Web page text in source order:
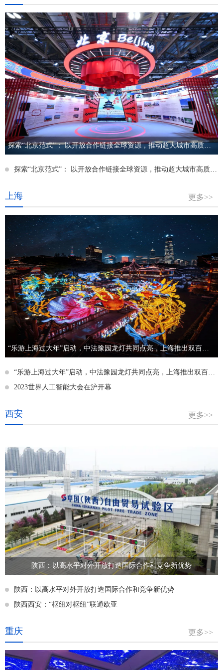
探索“北京范式”： 以开放合作链接全球资源，推动超大城市高质量发展
探索“北京范式”： 以开放合作链接全球资源，推动超大城市高质量发展
上海 更多>>
“乐游上海过大年”启动，中法豫园龙灯共同点亮，上海推出双百春节文旅大餐
2023世界人工智能大会在沪开幕
西安 更多>>
陕西：以高水平对外开放打造国际合作和竞争新优势
陕西：以高水平对外开放打造国际合作和竞争新优势
陕西西安：“枢纽对枢纽”联通欧亚
重庆 更多>>